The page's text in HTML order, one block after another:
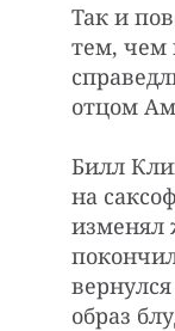
Так и
тем, чем
отцом
Билл
на
изменял
образ